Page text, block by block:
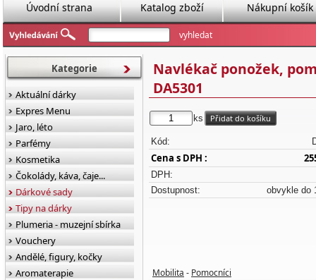
Úvodní strana Katalog zboží Nákupní košík
Navlékač ponožek,
DA5301
ks
Kód:
Cena s DPH :
DPH:
Dostupnost:
obvykle do
Mobilita - Pomocníci
Kategorie
Aktuální dárky
Expres Menu
Jaro, léto
Parfémy
Kosmetika
Čokolády, káva, čaje...
Dárkové sady
Tipy na dárky
Plumeria - muzejní sbírka
Vouchery
Andělé, figury, kočky
Aromaterapie